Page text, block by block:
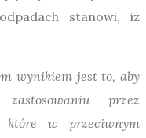
stanowi, iż
wynikiem jest to, aby
zastosowaniu przez
które w przeciwnym